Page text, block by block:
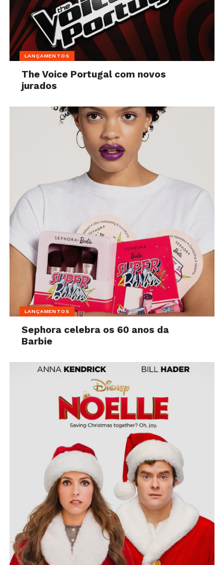
LANÇAMENTOS
The Voice Portugal com novos
jurados
LANÇAMENTOS
Sephora celebra os 60 anos da
Barbie